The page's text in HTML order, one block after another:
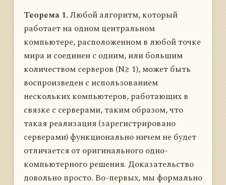
Теорема 1.Любой алгоритм, который
работает на одном центральном
компьютере, расположенном в любой точке
мира и соединен с одним, или большим
количеством серверов (N≥ 1), может быть
воспроизведен с использованием
нескольких компьютеров, работающих в
связке с серверами, таким образом, что
такая реализация (зарегистрировано
серверами) функционально ничем не будет
отличается от оригинального одно-
компьютерного решения. Доказательство
довольно просто. Во-первых, мы формально